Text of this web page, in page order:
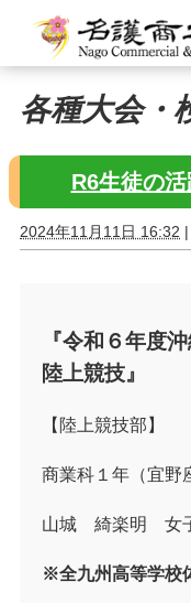
各種大会・
R6生徒の
2024年11月11日 16:32 |
『令和６年度
陸上競技』
【陸上競技部】
商業科１年（宜野
山城 綺楽明 女
※全九州高等学校